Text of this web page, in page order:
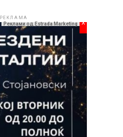
РЕКЛАМА
Реклами од Estrada Marketing x